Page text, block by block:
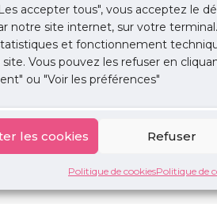
accepter tous", vous acceptez le
notre site internet, sur votre
et fonctionnement
Vous pouvez les refuser en
ou "Voir les préférences"
les cookies Refuser
Politique de cookiesPolitique de
téléphone n’est ni reconnu, ni
par le téléphone,qui perturbe leurs
à la neutralisationde leur ligne lors
généralistes franciliens entre juin et
734 appels téléphoniques reçus